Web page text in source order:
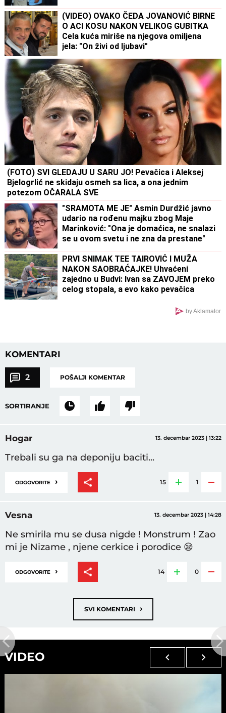
(VIDEO) OVAKO ČEDA JOVANOVIĆ BIRNE
O ACI KOSU NAKON VELIKOG GUBITKA
Cela kuća miriše na njegova omiljena
jela: "On živi od ljubavi"
(FOTO) SVI GLEDAJU U SARU JO! Pevačica i Aleksej
Bjelogrlić ne skidaju osmeh sa lica, a ona jednim
potezom OČARALA SVE
"SRAMOTA ME JE" Asmin Durdžić javno
udario na rođenu majku zbog Maje
Marinković: "Ona je domaćica, ne snalazi
se u ovom svetu i ne zna da prestane"
PRVI SNIMAK TEE TAIROVIĆ I MUŽA
NAKON SAOBRAĆAJKE! Uhvaćeni
zajedno u Budvi: Ivan sa ZAVOJEM preko
celog stopala, a evo kako pevačica
by Aklamator
KOMENTARI
2 POŠALJI KOMENTAR
SORTIRANJE
Hogar 13. decembar 2023 | 13:22
Trebali su ga na deponiju baciti...
ODGOVORITE › 15 1
Vesna 13. decembar 2023 | 14:28
Ne smirila mu se dusa nigde ! Monstrum ! Zao
mi je Nizame , njene cerkice i porodice 😪
ODGOVORITE › 14 0
SVI KOMENTARI ›
VIDEO